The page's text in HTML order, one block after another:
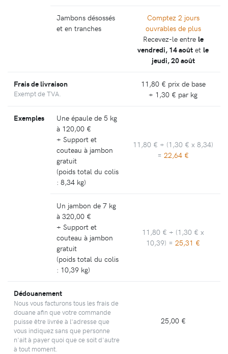
Jambons désossés
et en tranches
Comptez 2 jours
ouvrables de plus
Recevez-le entre le
vendredi, 14 août et le
jeudi, 20 août
Frais de livraison
Exempt de TVA.
11,80 € prix de base
+ 1,30 € par kg
Exemples
Une épaule de 5 kg
à 120,00 €
+ Support et
couteau à jambon
gratuit
(poids total du colis
: 8,34 kg)
11,80 € + (1,30 € x 8,34)
= 22,64 €
Un jambon de 7 kg
à 320,00 €
+ Support et
couteau à jambon
gratuit
(poids total du colis
: 10,39 kg)
11,80 € + (1,30 € x
10,39) = 25,31 €
Dédouanement
Nous vous facturons tous les frais de
douane afin que votre commande
puisse être livrée à l'adresse que
vous indiquez sans que personne
n'ait à payer quoi que ce soit d'autre
à tout moment.
25,00 €